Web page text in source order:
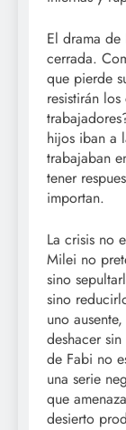
El drama
cerrada.
que pierde
resistirán
hijos iban a
trabajaban
tener
importan.
La crisis no
Milei no
sino
sino
uno
deshacer
de Fabi no
una serie
que
desierto